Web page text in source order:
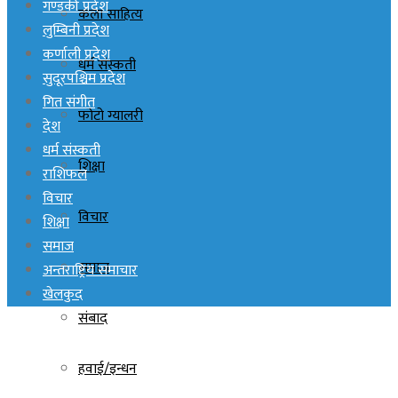
कला साहित्य
धर्म संस्कती
फोटो ग्यालरी
शिक्षा
विचार
समाज
संबाद
हवाई/इन्धन
गण्डकी प्रदेश
लुम्बिनी प्रदेश
कर्णाली प्रदेश
सुदूरपश्चिम प्रदेश
गित संगीत
देश
धर्म संस्कती
राशिफल
विचार
शिक्षा
समाज
अन्तराष्ट्रिय समाचार
खेलकुद